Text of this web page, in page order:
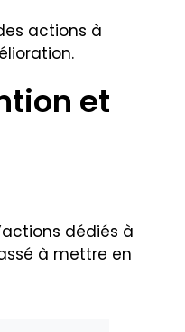
actions à
et
dédiés à
à mettre en